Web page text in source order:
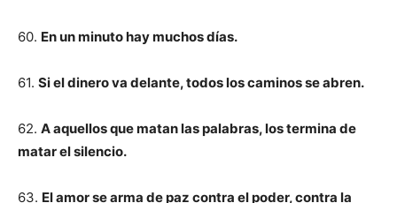
60. En un minuto hay muchos días.
61. Si el dinero va delante, todos los caminos se abren.
62. A aquellos que matan las palabras, los termina de
matar el silencio.
63. El amor se arma de paz contra el poder, contra la